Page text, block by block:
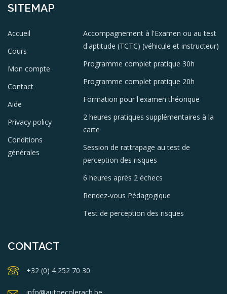
SITEMAP
Accueil
Cours
Mon compte
Contact
Aide
Privacy policy
Conditions
générales
Accompagnement à l'Examen ou au test
d'aptitude (TCTC) (véhicule et instructeur)
Programme complet pratique 30h
Programme complet pratique 20h
Formation pour l'examen théorique
2 heures pratiques supplémentaires à la
carte
Session de rattrapage au test de
perception des risques
6 heures après 2 échecs
Rendez-vous Pédagogique
Test de perception des risques
CONTACT
+32 (0) 4 252 70 30
info@autoecoleracb.be